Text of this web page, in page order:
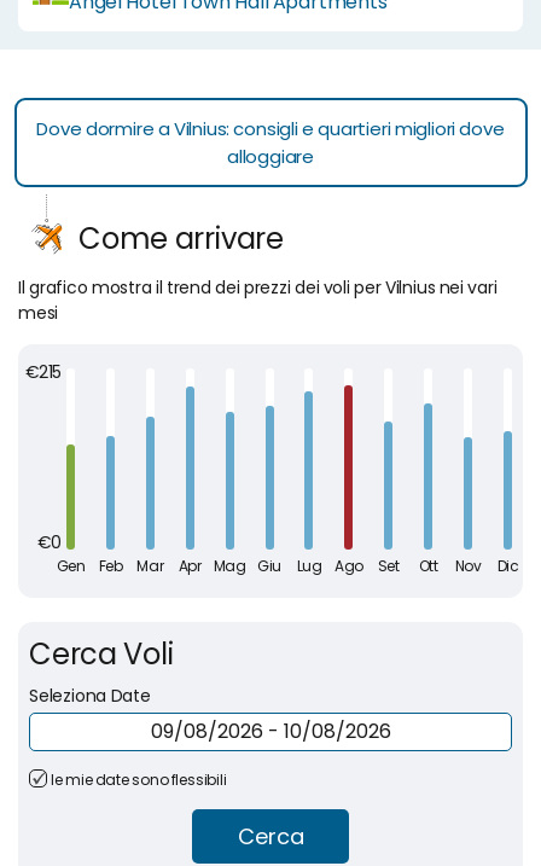
Dove dormire a Vilnius: consigli e quartieri migliori dove
alloggiare
Come arrivare
Il grafico mostra il trend dei prezzi dei voli per Vilnius nei vari
mesi
Cerca Voli
Seleziona Date
le mie date sono flessibili
Cerca